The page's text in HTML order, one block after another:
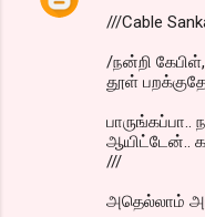
///Cable
/நன்றி
தூள்
ஆயிட்டேன்..
///
அதெல்லாம்